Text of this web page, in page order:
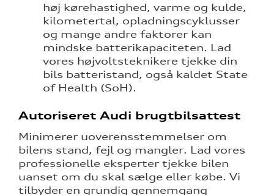
høj kørehastighed, varme og kulde,
kilometertal, opladningscyklusser
og mange andre faktorer kan
mindske batterikapaciteten. Lad
vores højvoltsteknikere tjekke din
bils batteristand, også kaldet State
of Health (SoH).
Autoriseret Audi brugtbilsattest
Minimerer uoverensstemmelser om
bilens stand, fejl og mangler. Lad vores
professionelle eksperter tjekke bilen
uanset om du skal sælge eller købe. Vi
tilbyder en grundig gennemgang